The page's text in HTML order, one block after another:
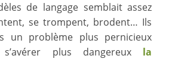
de langage semblait assez
se trompent, brodent… Ils
un problème plus pernicieux
plus dangereux la